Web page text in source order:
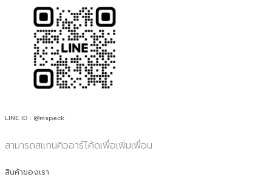
LINE ID : @mspack
สามารถสแกนคิวอาร์โค้ดเพื่อเพิ่มเพื่อน
สินค้าของเรา